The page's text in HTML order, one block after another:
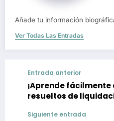
Añade tu información
Ver Todas Las Entradas
Entrada anterior
¡Aprende fácilmente
resueltos de
Siguiente entrada